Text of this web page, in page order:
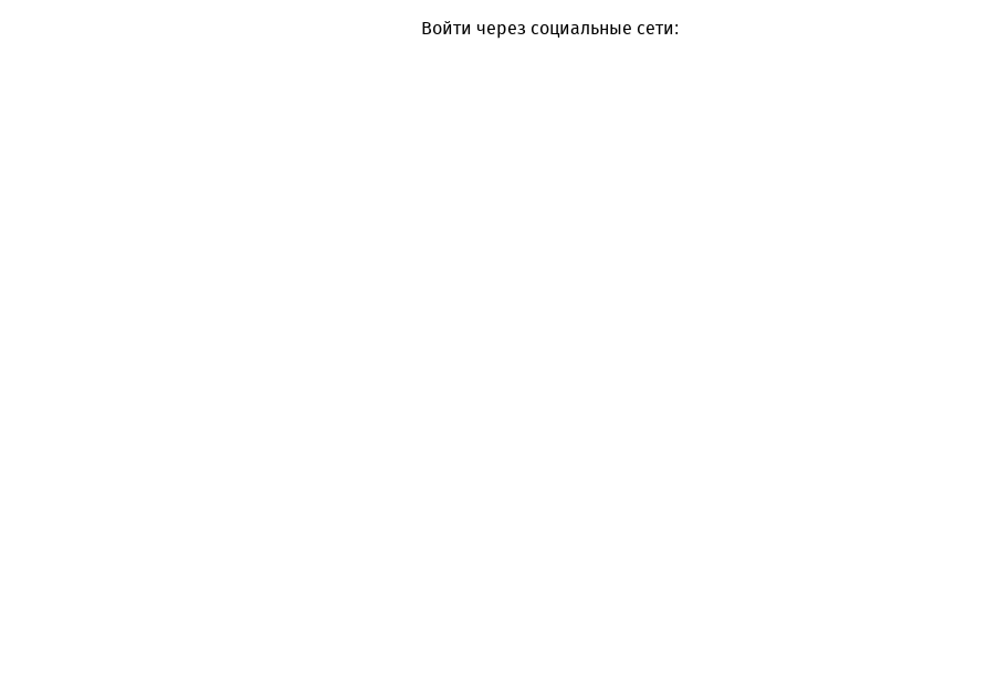
Войти через социальные сети: